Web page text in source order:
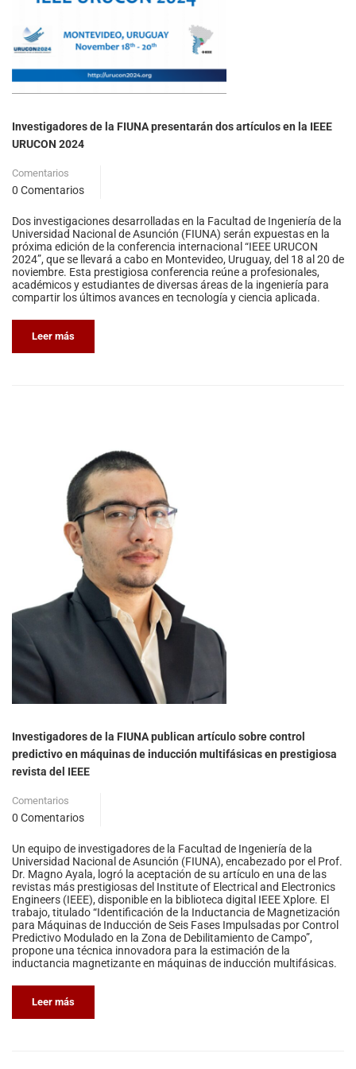
Investigadores de la FIUNA presentarán dos artículos en la IEEE
URUCON 2024
Comentarios
0 Comentarios
Dos investigaciones desarrolladas en la Facultad de Ingeniería de la
Universidad Nacional de Asunción (FIUNA) serán expuestas en la
próxima edición de la conferencia internacional “IEEE URUCON
2024”, que se llevará a cabo en Montevideo, Uruguay, del 18 al 20 de
noviembre. Esta prestigiosa conferencia reúne a profesionales,
académicos y estudiantes de diversas áreas de la ingeniería para
compartir los últimos avances en tecnología y ciencia aplicada.
Leer más
Investigadores de la FIUNA publican artículo sobre control
predictivo en máquinas de inducción multifásicas en prestigiosa
revista del IEEE
Comentarios
0 Comentarios
Un equipo de investigadores de la Facultad de Ingeniería de la
Universidad Nacional de Asunción (FIUNA), encabezado por el Prof.
Dr. Magno Ayala, logró la aceptación de su artículo en una de las
revistas más prestigiosas del Institute of Electrical and Electronics
Engineers (IEEE), disponible en la biblioteca digital IEEE Xplore. El
trabajo, titulado “Identificación de la Inductancia de Magnetización
para Máquinas de Inducción de Seis Fases Impulsadas por Control
Predictivo Modulado en la Zona de Debilitamiento de Campo”,
propone una técnica innovadora para la estimación de la
inductancia magnetizante en máquinas de inducción multifásicas.
Leer más